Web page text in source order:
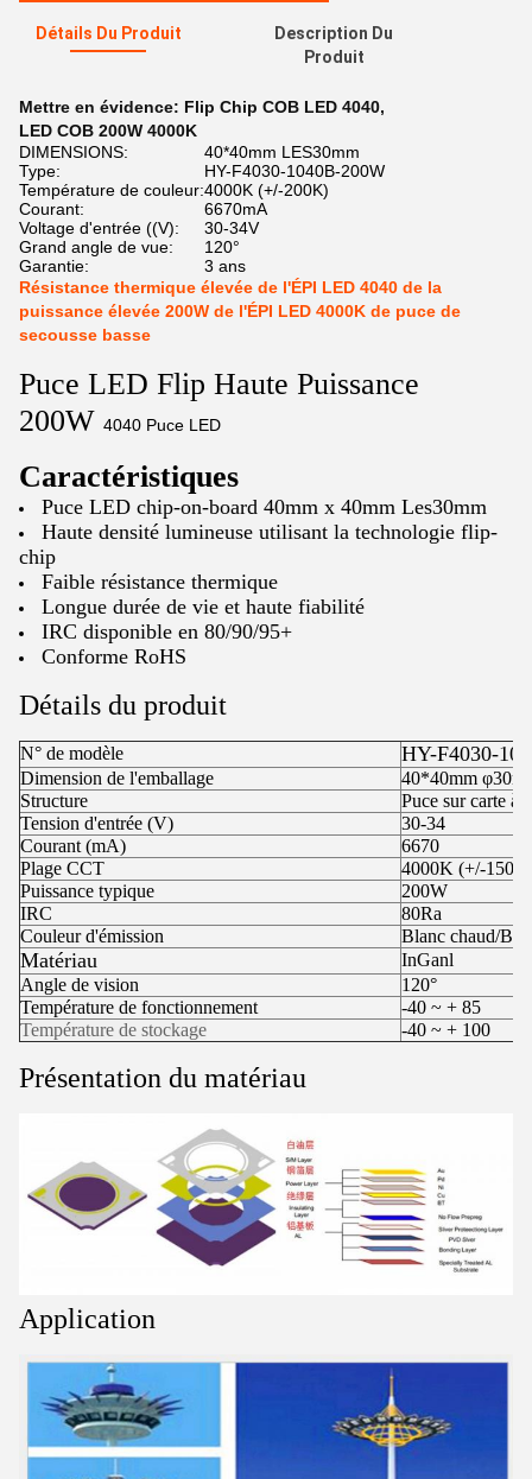
Détails Du Produit
Description Du
Produit
Mettre en évidence: Flip Chip COB LED 4040,
LED COB 200W 4000K
DIMENSIONS:
40*40mm LES30mm
Type:
HY-F4030-1040B-200W
Température de couleur:4000K (+/-200K)
Courant:
6670mA
Voltage d'entrée ((V):
30-34V
Grand angle de vue:
120°
Garantie:
3 ans
Résistance thermique élevée de l'ÉPI LED 4040 de la
puissance élevée 200W de l'ÉPI LED 4000K de puce de
secousse basse
Puce LED Flip Haute Puissance
200W 4040 Puce LED
Caractéristiques
Puce LED chip-on-board 40mm x 40mm Les30mm
Haute densité lumineuse utilisant la technologie flip-
chip
Faible résistance thermique
Longue durée de vie et haute fiabilité
IRC disponible en 80/90/95+
Conforme RoHS
Détails du produit
N° de modèle HY-F4030-
Dimension de l'emballage
40*40mm
Structure
Puce sur carte à
Tension d'entrée (V)
30-34
Courant (mA)
6670
Plage CCT
4000K (+/-
Puissance typique
200W
IRC
80Ra
Couleur d'émission
Blanc chaud/
Matériau
InGanl
Angle de vision
120°
Température de fonctionnement
-40 ~ + 85
Température de stockage
-40 ~ + 100
Présentation du matériau
Application